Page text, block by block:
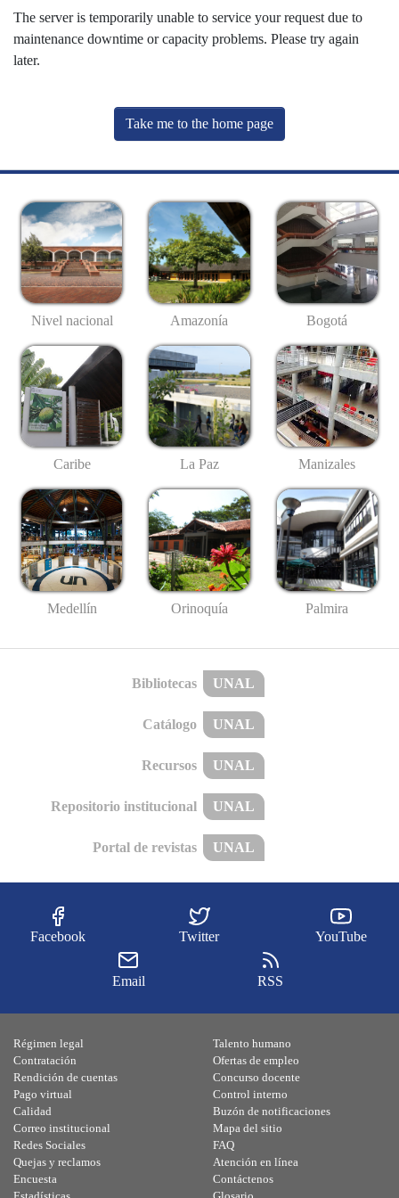
The server is temporarily unable to service your request due to
maintenance downtime or capacity problems. Please try again
later.
Take me to the home page
Nivel nacional Amazonía Bogotá
Caribe La Paz Manizales
Medellín Orinoquía Palmira
Bibliotecas UNAL
Catálogo UNAL
Recursos UNAL
Repositorio institucional UNAL
Portal de revistas UNAL
Facebook Twitter YouTube
Email RSS
Régimen legal
Contratación
Rendición de cuentas
Pago virtual
Calidad
Talento humano
Ofertas de empleo
Concurso docente
Control interno
Buzón de notificaciones
Correo institucional
Redes Sociales
Quejas y reclamos
Encuesta
Mapa del sitio
FAQ
Atención en línea
Contáctenos